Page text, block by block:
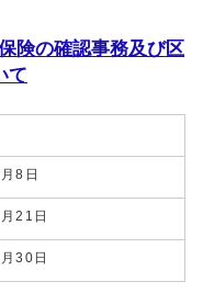
険の確認事務及び区
て
8日
21日
30日